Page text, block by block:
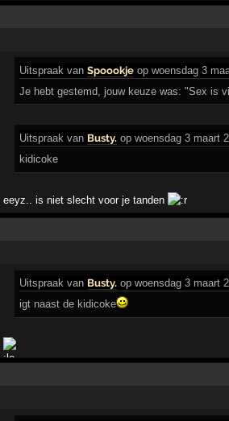
Uitspraak vanSpoookje op woensdag 3
Je hebt gestemd, jouw keuze was: "Sex is
Uitspraak van Busty. op woensdag 3 maart
kidicoke
eeyz.. is niet slecht voor je tanden
Uitspraak van Busty. op woensdag 3 maart
igt naast de kidicoke